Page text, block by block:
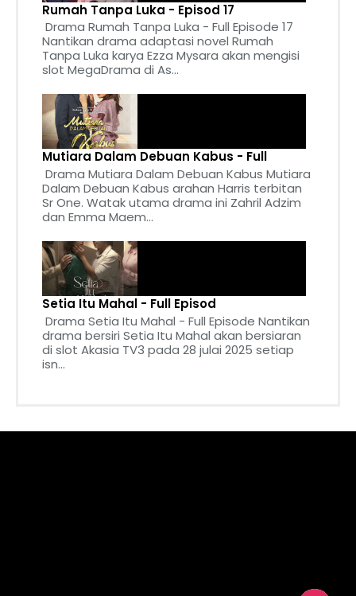
Rumah Tanpa Luka - Episod 17
Drama Rumah Tanpa Luka - Full Episode 17
Nantikan drama adaptasi novel Rumah
Tanpa Luka karya Ezza Mysara akan mengisi
slot MegaDrama di As...
Mutiara Dalam Debuan Kabus - Full
Drama Mutiara Dalam Debuan Kabus Mutiara
Dalam Debuan Kabus arahan Harris terbitan
Sr One. Watak utama drama ini Zahril Adzim
dan Emma Maem...
Setia Itu Mahal - Full Episod
Drama Setia Itu Mahal - Full Episode Nantikan
drama bersiri Setia Itu Mahal akan bersiaran
di slot Akasia TV3 pada 28 julai 2025 setiap
isn...